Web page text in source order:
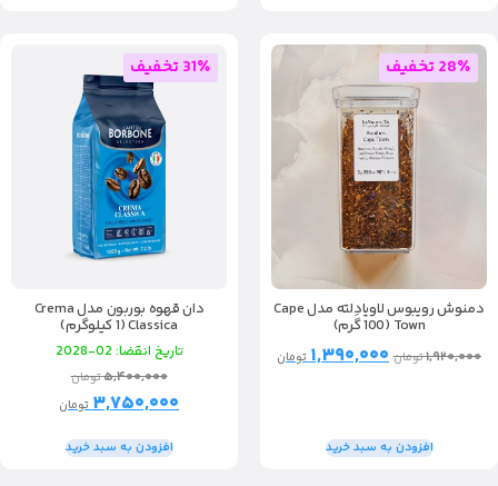
28٪ تخفیف
دمنوش رویبوس لاویادِلته مدل Cape
Town (100 گرم)
۱,۹۲۰,۰۰۰تومان ۱,۳۹۰,۰۰۰تومان
افزودن به سبد خرید
31٪ تخفیف
دان قهوه بوربون مدل Crema
Classica (1 کیلوگرم)
تاریخ انقضا: 02-2028
۵,۴۰۰,۰۰۰تومان
۳,۷۵۰,۰۰۰تومان
افزودن به سبد خرید